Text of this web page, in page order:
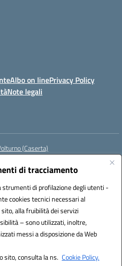
di tracciamento
di profilazione degli utenti -
cookies tecnici necessari al
alla fruibilità dei servizi
– sono utilizzati, inoltre,
messi a disposizione da Web
sito, consulta la ns. Cookie Policy.
Albo on linePrivacy Policy
Note legali
(Caserta)
ceis014005@pec.istruzione.it
(IPA): istsc_ceis014005
UOU8EW
by 3D Solution S.r.l.